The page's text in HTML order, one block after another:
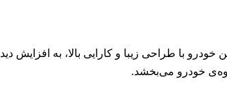
راست (دیلایت) این خودرو با طراحی زیبا و کارایی بالا، به افزایش دید
خودرو می‌بخشد.